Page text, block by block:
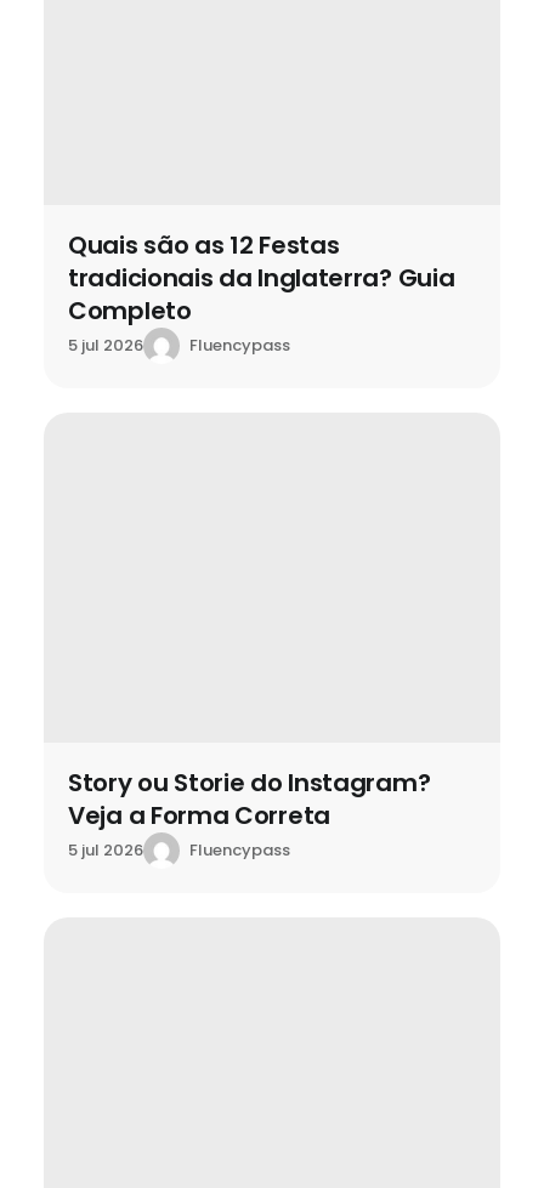
Quais são as 12 Festas
tradicionais da Inglaterra? Guia
Completo
5 jul 2026 Fluencypass
Story ou Storie do Instagram?
Veja a Forma Correta
5 jul 2026 Fluencypass